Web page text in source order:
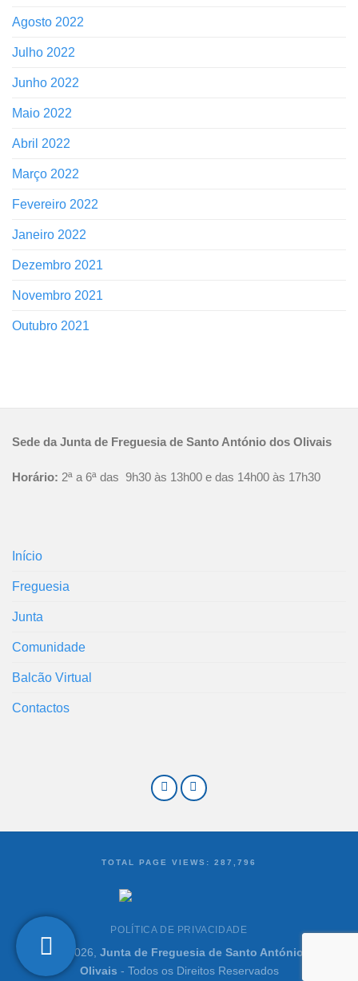
Agosto 2022
Julho 2022
Junho 2022
Maio 2022
Abril 2022
Março 2022
Fevereiro 2022
Janeiro 2022
Dezembro 2021
Novembro 2021
Outubro 2021
Sede da Junta de Freguesia de Santo António dos Olivais
Horário: 2ª a 6ª das 9h30 às 13h00 e das 14h00 às 17h30
Início
Freguesia
Junta
Comunidade
Balcão Virtual
Contactos
TOTAL PAGE VIEWS: 287,796
POLÍTICA DE PRIVACIDADE
©2021-2026, Junta de Freguesia de Santo António dos
Olivais - Todos os Direitos Reservados